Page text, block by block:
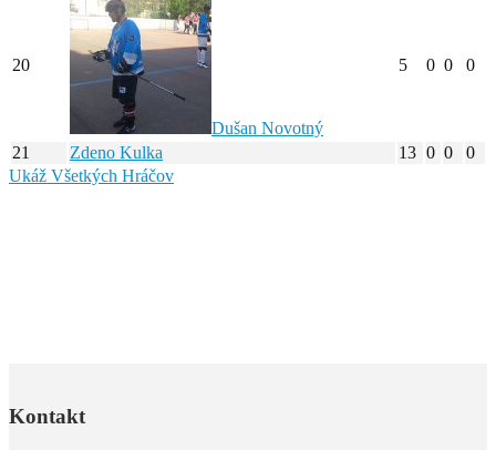
20
Dušan Novotný
5 0 0 0
21 Zdeno Kulka 13 0 0
0
Ukáž Všetkých Hráčov
Kontakt